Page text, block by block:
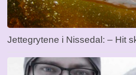
Jettegrytene i Nissedal: – Hit